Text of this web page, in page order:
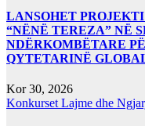
LANSOHET
“NËNË TEREZA” NË
NDËRKOMBËTARE
QYTETARINË
Kor 30, 2026
Konkurset Lajme dhe